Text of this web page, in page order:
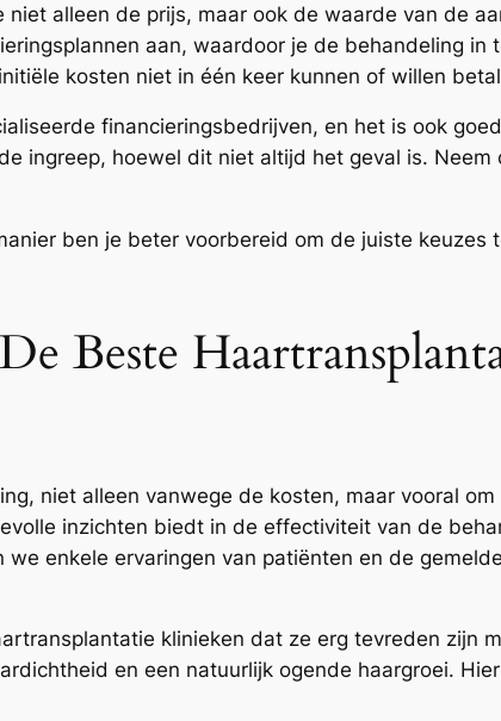
niet alleen de prijs, maar ook de waarde van de
aan, waardoor je de behandeling in
kosten niet in één keer kunnen of willen
financieringsbedrijven, en het is ook
ingreep, hoewel dit niet altijd het geval is. Neem
ben je beter voorbereid om de juiste keuzes
Beste
niet alleen vanwege de kosten, maar vooral om
inzichten biedt in de effectiviteit van de
enkele ervaringen van patiënten en de gemelde
klinieken dat ze erg tevreden zijn
en een natuurlijk ogende haargroei.